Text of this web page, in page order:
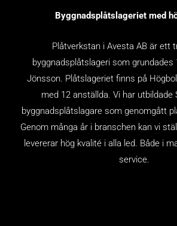
Byggnadsplåtslageriet med
Plåtverkstan i Avesta AB är ett
byggnadsplåtslageri som grundades
Jönsson. Plåtslageriet finns på
med 12 anställda. Vi har utbildade
byggnadsplåtslagare som genomgått
Genom många år i branschen kan vi
levererar hög kvalité i alla led. Både i
service.